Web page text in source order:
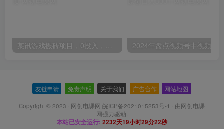
某讯游戏搬砖项目，0投入，可以挂机，轻松上手,月入3000+上不封顶
友链申请 免责声明 关于我们 广告合作 网站地图
Copyright © 2023 · 网创电课网 皖ICP备2021015253号-1 · 由网创电课
网强力驱动.
本站已安全运行: 2232天19小时29分22秒